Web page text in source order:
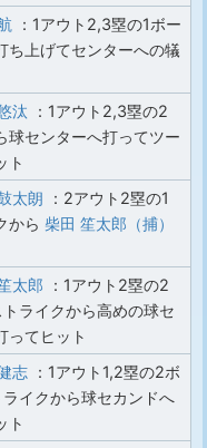
：1アウト2,3塁の1ボー
ち上げてセンターへの犠
汰 ：1アウト2,3塁の2
球センターへ打ってツー
ト
太朗 ：2アウト2塁の1
から 柴田 笙太郎（捕）
太郎 ：1アウト2塁の2
ライクから高めの球セ
ってヒット
志 ：1アウト1,2塁の2ボ
イクから球セカンドへ
ト